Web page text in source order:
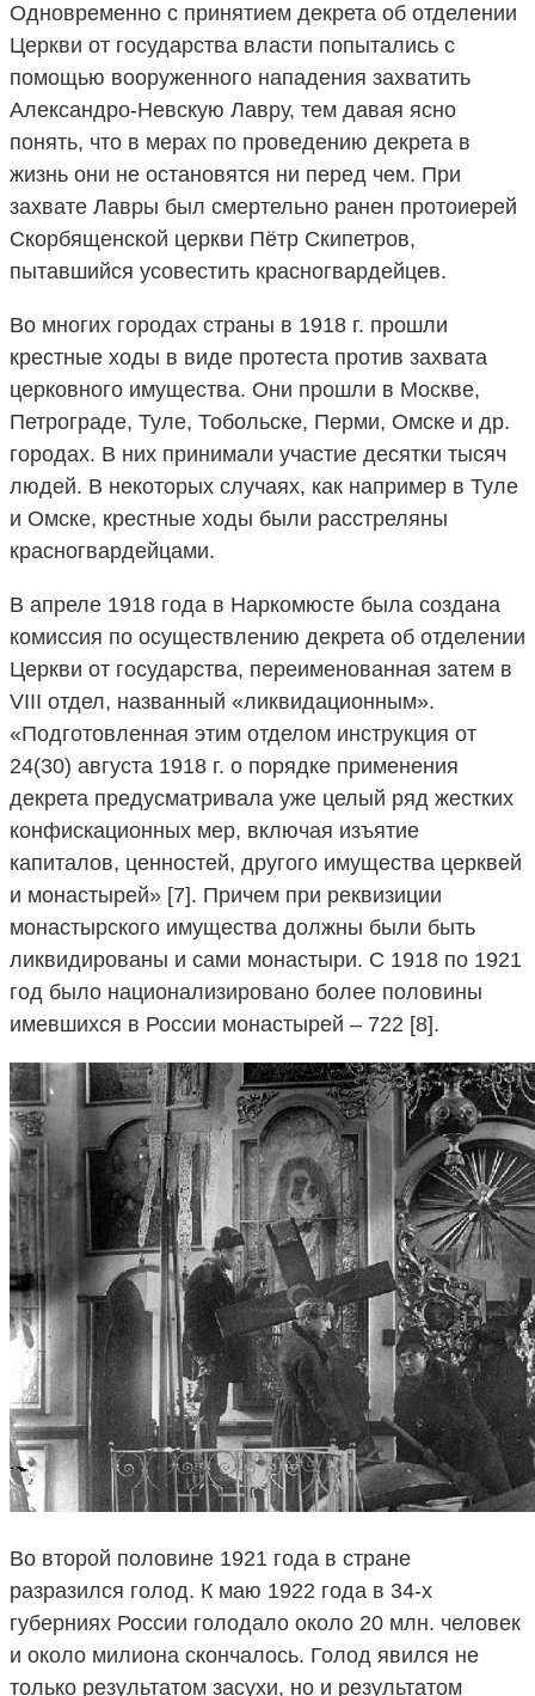
Одновременно с принятием декрета об отделении
Церкви от государства власти попытались с
помощью вооруженного нападения захватить
Александро-Невскую Лавру, тем давая ясно
понять, что в мерах по проведению декрета в
жизнь они не остановятся ни перед чем. При
захвате Лавры был смертельно ранен протоиерей
Скорбященской церкви Пётр Скипетров,
пытавшийся усовестить красногвардейцев.
Во многих городах страны в 1918 г. прошли
крестные ходы в виде протеста против захвата
церковного имущества. Они прошли в Москве,
Петрограде, Туле, Тобольске, Перми, Омске и др.
городах. В них принимали участие десятки тысяч
людей. В некоторых случаях, как например в Туле
и Омске, крестные ходы были расстреляны
красногвардейцами.
В апреле 1918 года в Наркомюсте была создана
комиссия по осуществлению декрета об отделении
Церкви от государства, переименованная затем в
VIII отдел, названный «ликвидационным».
«Подготовленная этим отделом инструкция от
24(30) августа 1918 г. о порядке применения
декрета предусматривала уже целый ряд жестких
конфискационных мер, включая изъятие
капиталов, ценностей, другого имущества церквей
и монастырей» [7]. Причем при реквизиции
монастырского имущества должны были быть
ликвидированы и сами монастыри. С 1918 по 1921
год было национализировано более половины
имевшихся в России монастырей – 722 [8].
Во второй половине 1921 года в стране
разразился голод. К маю 1922 года в 34-х
губерниях России голодало около 20 млн. человек
и около милиона скончалось. Голод явился не
только результатом засухи, но и результатом